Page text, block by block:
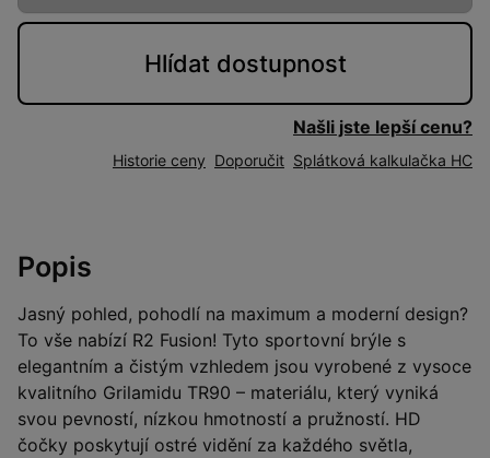
Hlídat dostupnost
Našli jste lepší cenu?
Historie ceny Doporučit Splátková kalkulačka HC
Popis
Jasný pohled, pohodlí na maximum a moderní design?
To vše nabízí R2 Fusion! Tyto sportovní brýle s
elegantním a čistým vzhledem jsou vyrobené z vysoce
kvalitního Grilamidu TR90 – materiálu, který vyniká
svou pevností, nízkou hmotností a pružností. HD
čočky poskytují ostré vidění za každého světla,